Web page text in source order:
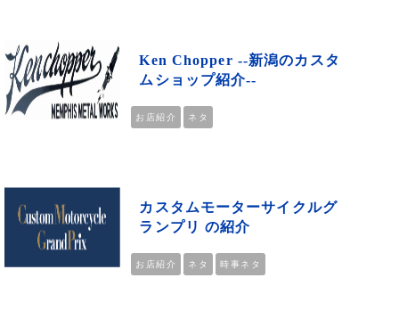
Ken Chopper --新潟のカスタ
ムショップ紹介--
お店紹介 ネタ
カスタムモーターサイクルグ
ランプリ の紹介
お店紹介 ネタ 時事ネタ